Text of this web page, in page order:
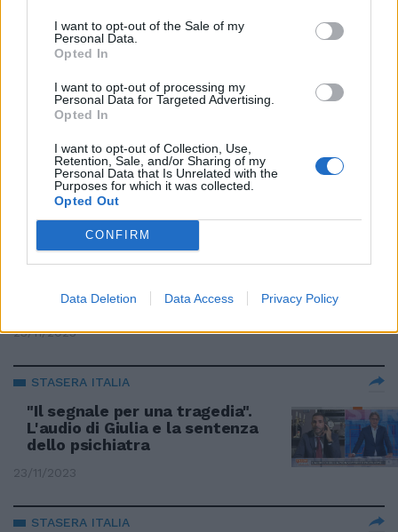
I want to opt-out of the Sale of my
Personal Data.
Opted In
I want to opt-out of processing my
Personal Data for Targeted Advertising.
Opted In
I want to opt-out of Collection, Use,
Retention, Sale, and/or Sharing of my
Personal Data that Is Unrelated with the
Purposes for which it was collected.
Opted Out
CONFIRM
Data Deletion Data Access Privacy Policy
25/11/2023
TALEBANI VERDI
"La nuova religione della
ambientalisti e l'idolatria green
24/11/2023
ALLERTA PREVENTIVA
Sallusti va controcorrente
sull'audio di Giulia: "Non c'era
paura per sé stessa". Ecco
perché
23/11/2023
STASERA ITALIA
"Il segnale per una tragedia".
L'audio di Giulia e la sentenza
dello psichiatra
23/11/2023
STASERA ITALIA